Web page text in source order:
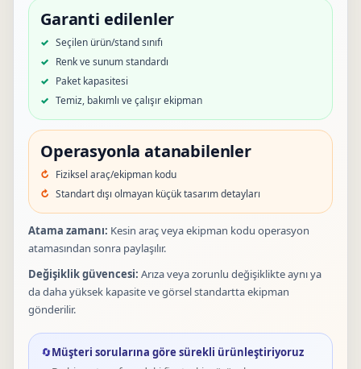
Garanti edilenler
Seçilen ürün/stand sınıfı
Renk ve sunum standardı
Paket kapasitesi
Temiz, bakımlı ve çalışır ekipman
Operasyonla atanabilenler
Fiziksel araç/ekipman kodu
Standart dışı olmayan küçük tasarım detayları
Atama zamanı: Kesin araç veya ekipman kodu operasyon
atamasından sonra paylaşılır.
Değişiklik güvencesi: Arıza veya zorunlu değişiklikte aynı ya
da daha yüksek kapasite ve görsel standartta ekipman
gönderilir.
🔄Müşteri sorularına göre sürekli ürünleştiriyoruz